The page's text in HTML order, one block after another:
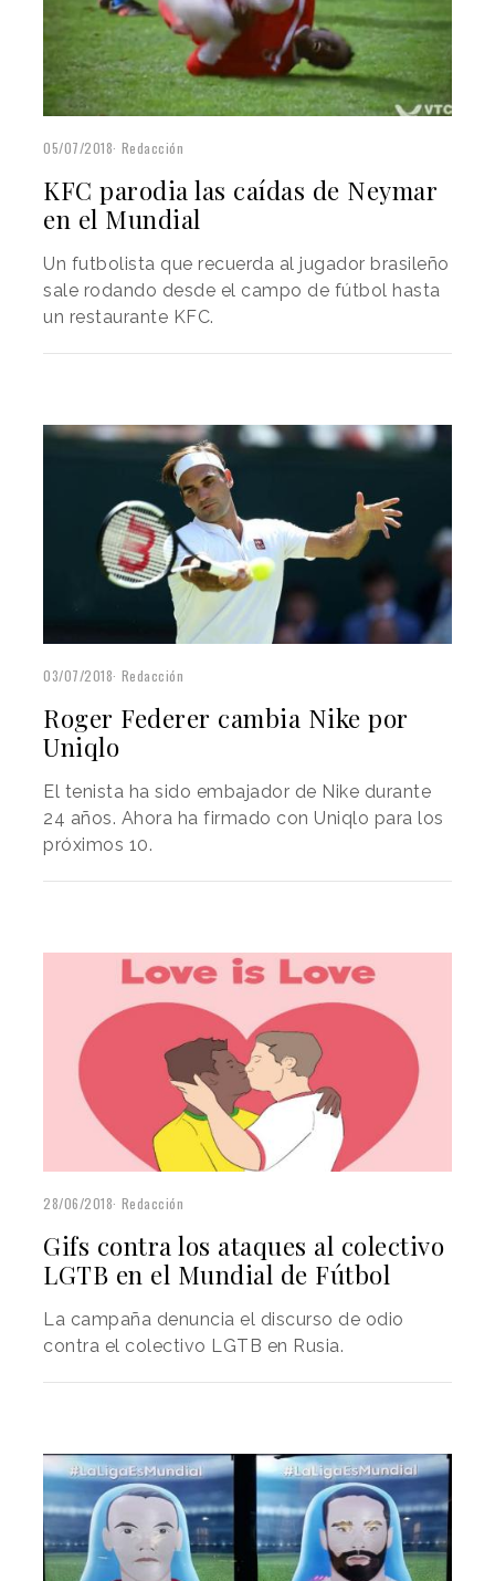
05/07/2018 Redacción
KFC parodia las caídas de Neymar
en el Mundial
Un futbolista que recuerda al jugador brasileño
sale rodando desde el campo de fútbol hasta
un restaurante KFC.
03/07/2018 Redacción
Roger Federer cambia Nike por
Uniqlo
El tenista ha sido embajador de Nike durante
24 años. Ahora ha firmado con Uniqlo para los
próximos 10.
28/06/2018 Redacción
Gifs contra los ataques al colectivo
LGTB en el Mundial de Fútbol
La campaña denuncia el discurso de odio
contra el colectivo LGTB en Rusia.